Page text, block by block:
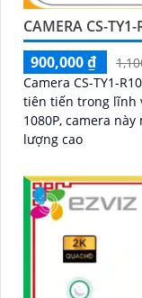
CAMERA CS-
900,000 ₫
Camera CS-TY1-
tiên tiến trong lĩnh vực giám sát.
1080P, camera
lượng cao